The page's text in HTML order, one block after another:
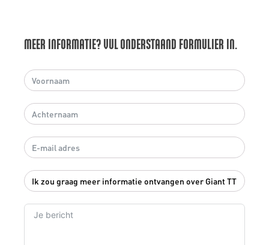
MEER INFORMATIE? VUL ONDERSTAAND FORMULIER IN.